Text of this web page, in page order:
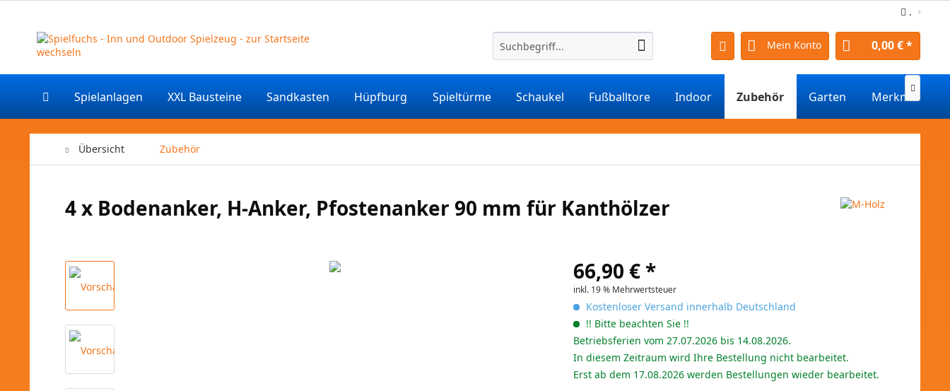
.
Mein Konto 0,00 € *
Spielanlagen XXL Bausteine Sandkasten Hüpfburg Spieltürme Schaukel Fußballtore Indoor Zubehör Garten Merkmale

Übersicht Zubehör
4 x Bodenanker, H-Anker, Pfostenanker 90 mm für Kanthölzer
66,90 € *
inkl. 19 % Mehrwertsteuer
Kostenloser Versand innerhalb Deutschland
!! Bitte beachten Sie !!
Betriebsferien vom 27.07.2026 bis 14.08.2026.
In diesem Zeitraum wird Ihre Bestellung nicht bearbeitet.
Erst ab dem 17.08.2026 werden Bestellungen wieder bearbeitet.